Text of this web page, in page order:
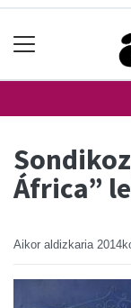
África”
Aikor aldizkaria